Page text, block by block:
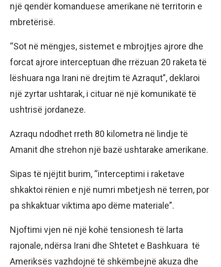
një qendër komanduese amerikane në territorin e
mbretërisë.
“Sot në mëngjes, sistemet e mbrojtjes ajrore dhe
forcat ajrore interceptuan dhe rrëzuan 20 raketa të
lëshuara nga Irani në drejtim të Azraqut”, deklaroi
një zyrtar ushtarak, i cituar në një komunikatë të
ushtrisë jordaneze.
Azraqu ndodhet rreth 80 kilometra në lindje të
Amanit dhe strehon një bazë ushtarake amerikane.
Sipas të njëjtit burim, “interceptimi i raketave
shkaktoi rënien e një numri mbetjesh në terren, por
pa shkaktuar viktima apo dëme materiale”.
Njoftimi vjen në një kohë tensionesh të larta
rajonale, ndërsa Irani dhe Shtetet e Bashkuara të
Ameriksës vazhdojnë të shkëmbejnë akuza dhe